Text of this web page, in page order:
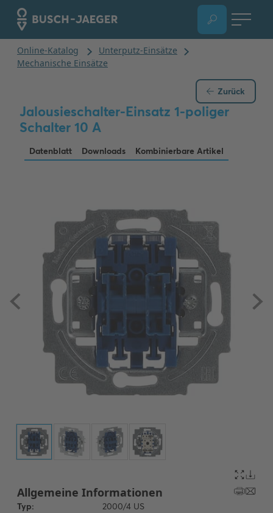
Zurück
Jalousieschalter-Einsatz 1-poliger
Schalter 10 A
Datenblatt Downloads Kombinierbare Artikel